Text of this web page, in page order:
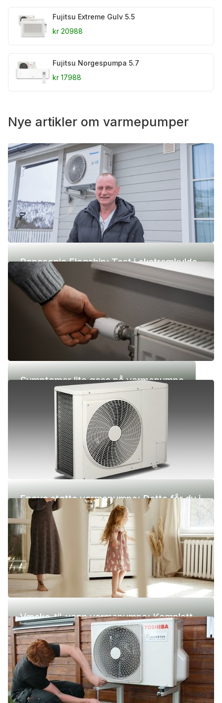
Fujitsu Extreme Gulv 5.5
kr 20988
Fujitsu Norgespumpa 5.7
kr 17988
Nye artikler om varmepumper
Panasonic Flagship: Test i ekstremkulde
(-42 °C)
Symptomer lite gass på varmepumpe
Enova støtte varmepumpe: Dette får du i
2026
Væske-til-vann varmepumpe: Komplett
guide (pris, fordeler og ulemper)